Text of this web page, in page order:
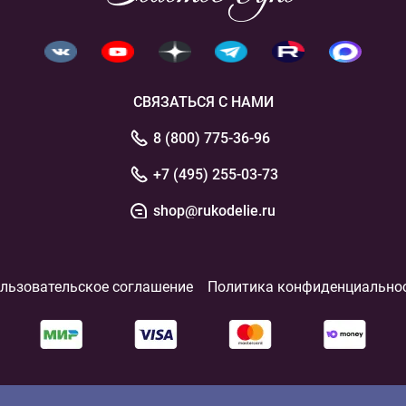
СВЯЗАТЬСЯ С НАМИ
8 (800) 775-36-96
+7 (495) 255-03-73
shop@rukodelie.ru
соглашение Политика